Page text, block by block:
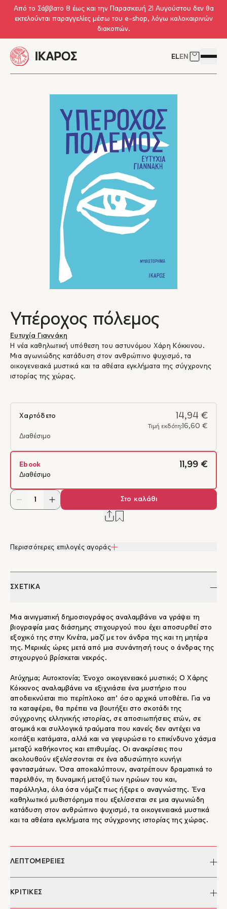
Skip to main content
Από το Σάββατο 8 έως και την Παρασκευή 21 Αυγούστου δεν θα
εκτελούνται παραγγελίες μέσω του e-shop, λόγω καλοκαιρινών
διακοπών.
ELEN Δείτε το
Υπέροχος πόλεμος
Ευτυχία Γιαννάκη
Η νέα καθηλωτική υπόθεση του αστυνόμου Χάρη Κόκκινου.
Μια αγωνιώδης κατάδυση στον ανθρώπινο ψυχισμό, τα
οικογενειακά μυστικά και τα αθέατα εγκλήματα της σύγχρονης
ιστορίας της χώρας.
Χαρτόδετο 14,94 €
Τιμή εκδότη: 16,60 €
Διαθέσιμο
Ebook 11,99 €
Διαθέσιμο
Στο καλάθι
Περισσότερες επιλογές αγοράς
ΣΧΕΤΙΚΑ
Μια αινιγματική δημοσιογράφος αναλαμβάνει να γράψει τη
βιογραφία μιας διάσημης στιχουργού που έχει αποσυρθεί στο
εξοχικό της στην Κινέτα, μαζί με τον άνδρα της και τη μητέρα
της. Μερικές ώρες μετά από μια συνάντησή τους ο άνδρας της
στιχουργού βρίσκεται νεκρός.
Ατύχημα; Αυτοκτονία; Ένοχο οικογενειακό μυστικό; Ο Χάρης
Κόκκινος αναλαμβάνει να εξιχνιάσει ένα μυστήριο που
αποδεικνύεται πιο περίπλοκο απ’ όσο αρχικά υποθέτει. Για να
τα καταφέρει, θα πρέπει να βουτήξει στο σκοτάδι της
σύγχρονης ελληνικής ιστορίας, σε αποσιωπήσεις ετών, σε
ατομικά και συλλογικά τραύματα που κανείς δεν αντέχει να
κοιτάξει κατάματα, αλλά και να γεφυρώσει το επικίνδυνο χάσμα
μεταξύ καθήκοντος και επιθυμίας. Οι ανακρίσεις που
ακολουθούν εξελίσσονται σε ένα αδυσώπητο κυνήγι
φαντασμάτων. Όσα αποκαλύπτουν, ανατρέπουν δραματικά το
παρελθόν, τη δυναμική μεταξύ των ηρώων του και,
παράλληλα, όλα όσα νόμιζε πως ήξερε ο αναγνώστης. Ένα
καθηλωτικό μυθιστόρημα που εξελίσσεται σε μια αγωνιώδη
κατάδυση στον ανθρώπινο ψυχισμό, τα οικογενειακά μυστικά
και τα αθέατα εγκλήματα της σύγχρονης ιστορίας της χώρας.
ΛΕΠΤΟΜΕΡΕΙΕΣ
Συγγραφέας:
ΚΡΙΤΙΚΕΣ